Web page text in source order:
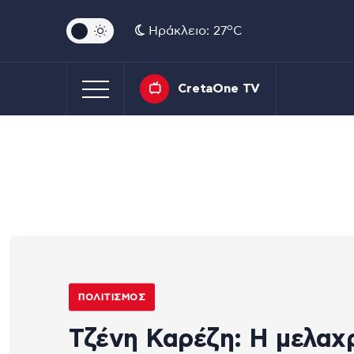
Ηράκλειο: 27oC
CretaOne TV
ΠΟΛΙΤΙΣΜΌΣ
Τζένη Καρέζη: Η